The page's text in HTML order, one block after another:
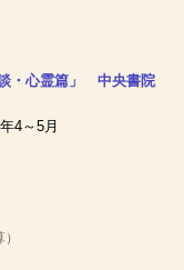
・心霊篇」 中央書院
4～5月